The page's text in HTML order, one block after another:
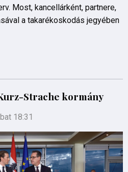
Most, kancellárként, partnere,
a takarékoskodás jegyében
Strache kormány
18:31